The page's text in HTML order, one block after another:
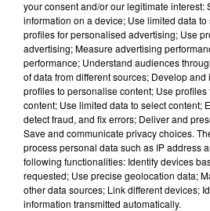
Mike Pence dans le Bureau ovale.
Dans la soirée, son vice-président a
qu'il refusait d'invoquer cet
qui lui permettrait de déclarer
sa fonction, comme le lui réclament
your consent and/or our legitimate interest:
information on a device; Use limited data
profiles for personalised advertising; Use
advertising; Measure advertising
performance; Understand audiences
of data from different sources; Develop
profiles to personalise content; Use
content; Use limited data to select content;
detect fraud, and fix errors; Deliver and
Save and communicate privacy choices.
process personal data such as IP address
following functionalities: Identify devices
requested; Use precise geolocation data;
other data sources; Link different devices;
information transmitted automatically.